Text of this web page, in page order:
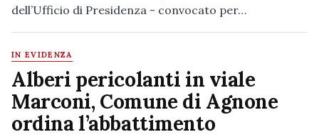
dell’Ufficio di Presidenza - convocato per…
IN EVIDENZA
Alberi pericolanti in viale
Marconi, Comune di Agnone
ordina l’abbattimento